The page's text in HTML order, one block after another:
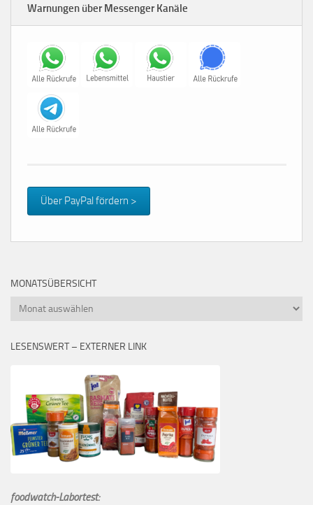
Warnungen über Messenger Kanäle
Über PayPal fördern >
MONATSÜBERSICHT
Monatsübersicht
LESENSWERT – EXTERNER LINK
foodwatch-Labortest: